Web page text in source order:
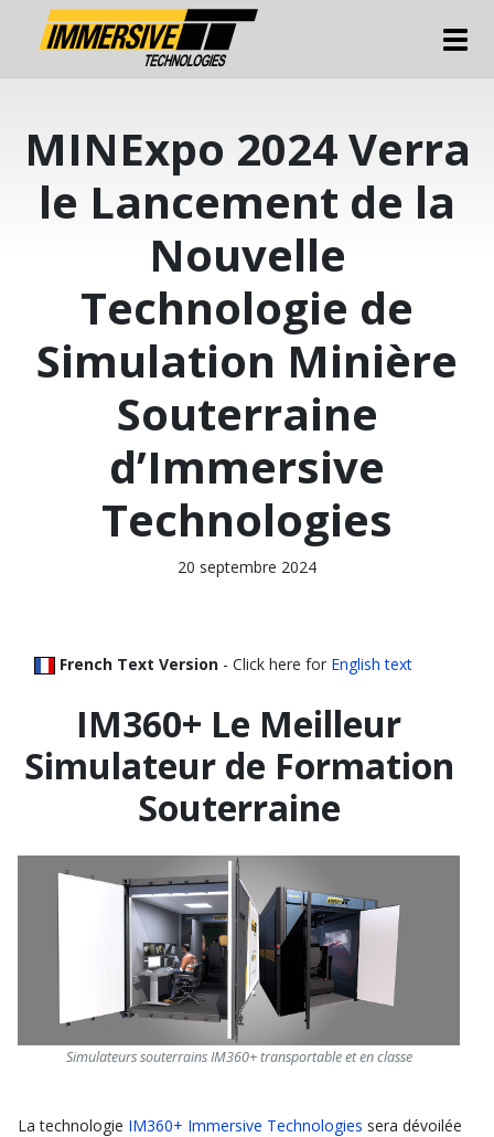
MINExpo 2024 Verra
le Lancement de la
Nouvelle
Technologie de
Simulation Minière
Souterraine
d’Immersive
Technologies
20 septembre 2024
French Text Version - Click here for English text
IM360+ Le Meilleur
Simulateur de Formation
Souterraine
Simulateurs souterrains IM360+ transportable et en classe
La technologie IM360+ Immersive Technologies sera dévoilée